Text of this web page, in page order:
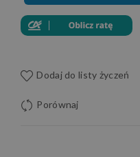
Dodaj do listy życzeń
Porównaj